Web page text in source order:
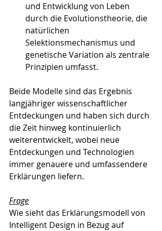
und Entwicklung von Leben
durch die Evolutionstheorie, die
natürlichen
Selektionsmechanismus und
genetische Variation als zentrale
Prinzipien umfasst.
Beide Modelle sind das Ergebnis
langjähriger wissenschaftlicher
Entdeckungen und haben sich durch
die Zeit hinweg kontinuierlich
weiterentwickelt, wobei neue
Entdeckungen und Technologien
immer genauere und umfassendere
Erklärungen liefern.
Frage
Wie sieht das Erklärungsmodell von
Intelligent Design in Bezug auf